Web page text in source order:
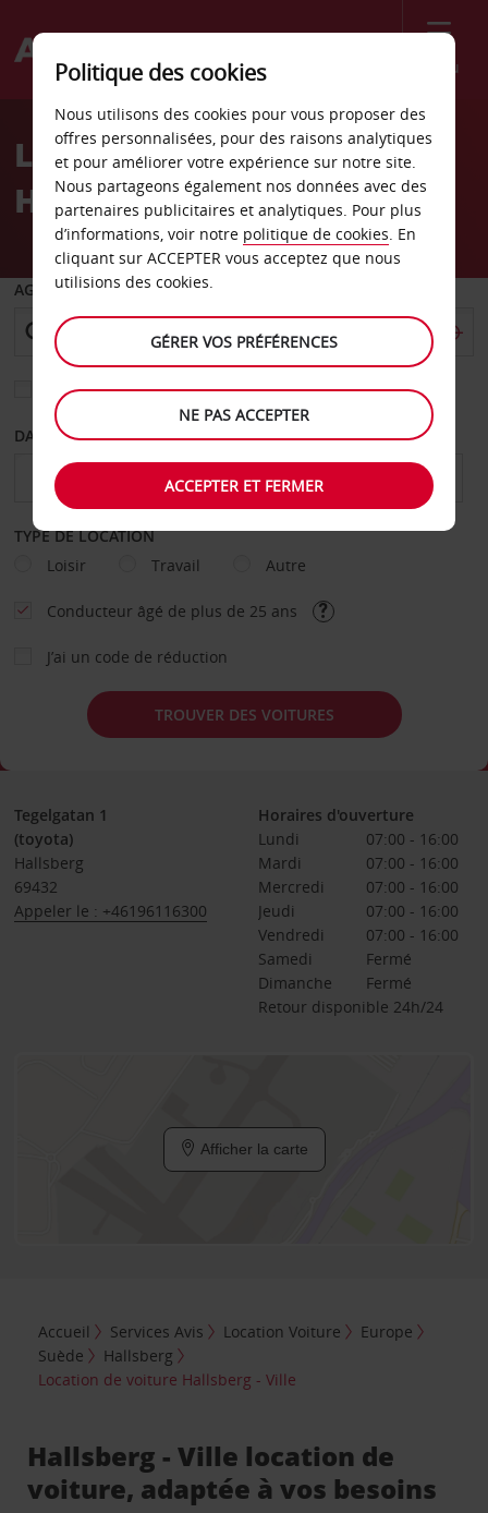
Menu
Welcome
AvisLocation de voiture
Hallsberg - Ville
AGENCE DE DÉPART
Sélectionnez une autre agence de retour
DATE DE DÉPART DATE DE RETOUR
TYPE DE LOCATION
Loisir
Travail Autre
Conducteur âgé de plus de 25 ans
J’ai un code de réduction
TROUVER DES VOITURES
Tegelgatan 1
(toyota)
Hallsberg
69432
Appeler le : +46196116300
Horaires d'ouverture
Lundi
07:00 - 16:00
Mardi
07:00 - 16:00
Mercredi
07:00 - 16:00
Jeudi
07:00 - 16:00
Vendredi
07:00 - 16:00
Samedi
Fermé
Dimanche
Fermé
Retour disponible 24h/24
Afficher la carte
Accueil Services Avis Location Voiture
Europe
Suède
Hallsberg
Location de voiture Hallsberg - Ville
Hallsberg - Ville location de
voiture, adaptée à vos besoins
Politique des cookies
Nous utilisons des cookies pour vous proposer des
offres personnalisées, pour des raisons analytiques
et pour améliorer votre expérience sur notre site.
Nous partageons également nos données avec des
partenaires publicitaires et analytiques. Pour plus
d’informations, voir notre politique de cookies. En
cliquant sur ACCEPTER vous acceptez que nous
utilisions des cookies.
GÉRER VOS PRÉFÉRENCES
NE PAS ACCEPTER
ACCEPTER ET FERMER